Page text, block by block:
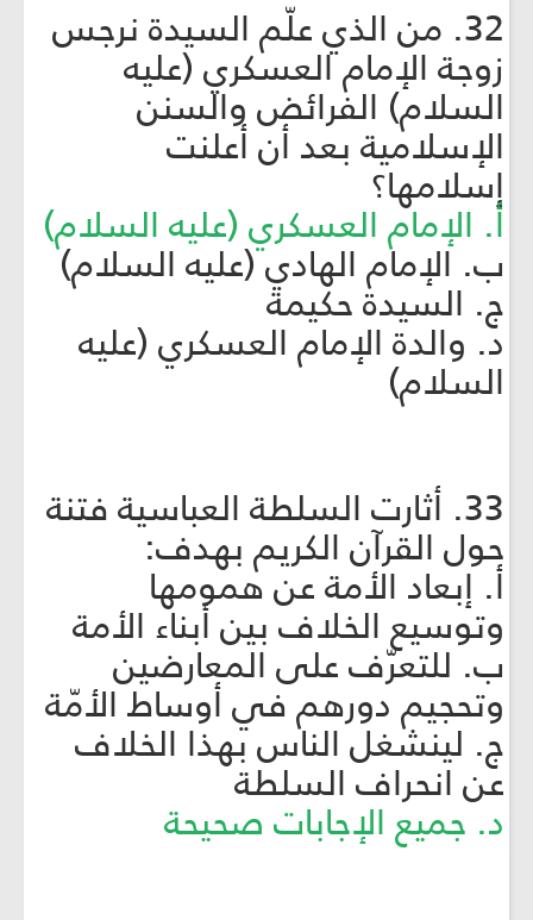
32. من الذي علّم السيدة نرجس
زوجة الإمام العسكري (عليه
السلام) الفرائض والسنن
الإسلامية بعد أن أعلنت
إسلامها؟
أ. الإمام العسكري (عليه السلام)
ب. الإمام الهادي (عليه السلام)
ج. السيدة حكيمة
د. والدة الإمام العسكري (عليه
السلام)
33. أثارت السلطة العباسية فتنة
حول القرآن الكريم بهدف:
أ. إبعاد الأمة عن همومها
وتوسيع الخلاف بين أبناء الأمة
ب. للتعرّف على المعارضين
وتحجيم دورهم في أوساط الأمّة
ج. لينشغل الناس بهذا الخلاف
عن انحراف السلطة
د. جميع الإجابات صحيحة